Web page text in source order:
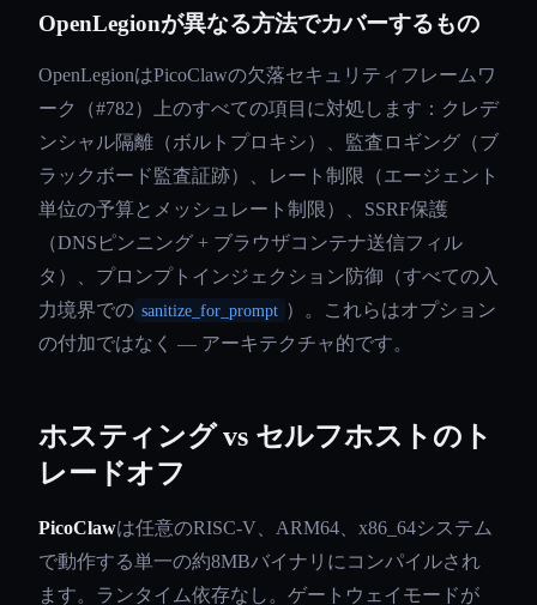
OpenLegionが異なる方法でカバーするもの
OpenLegionはPicoClawの欠落セキュリティフレームワ
ーク（#782）上のすべての項目に対処します：クレデ
ンシャル隔離（ボルトプロキシ）、監査ロギング（ブ
ラックボード監査証跡）、レート制限（エージェント
単位の予算とメッシュレート制限）、SSRF保護
（DNSピンニング + ブラウザコンテナ送信フィル
タ）、プロンプトインジェクション防御（すべての入
力境界での sanitize_for_prompt ）。これらはオプション
の付加ではなく — アーキテクチャ的です。
ホスティング vs セルフホストのト
レードオフ
PicoClawは任意のRISC-V、ARM64、x86_64システム
で動作する単一の約8MBバイナリにコンパイルされ
ます。ランタイム依存なし。ゲートウェイモードが